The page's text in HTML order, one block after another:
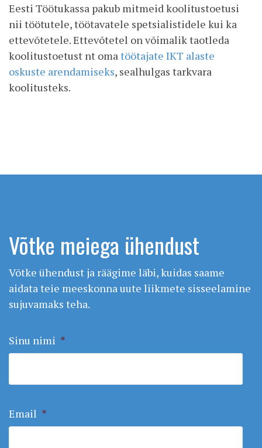
Eesti Töötukassa pakub mitmeid koolitustoetusi
nii töötutele, töötavatele spetsialistidele kui ka
ettevõtetele. Ettevõtetel on võimalik taotleda
koolitustoetust nt oma töötajate IKT alaste
oskuste arendamiseks, sealhulgas tarkvara
koolitusteks.
Võtke meiega ühendust
Võtke ühendust ja räägime läbi, kuidas saame
aidata teie meeskonna uute liikmete sisseelamine
sujuvamaks teha.
Sinu nimi *
Email *